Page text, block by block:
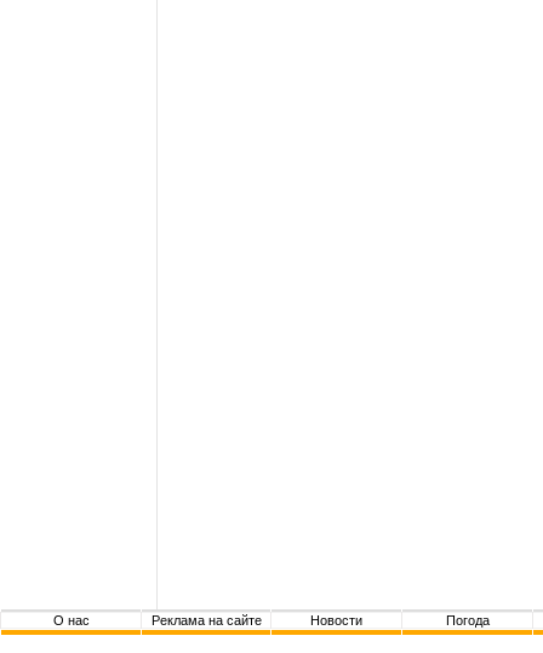
О нас Реклама на сайте Новости Погода